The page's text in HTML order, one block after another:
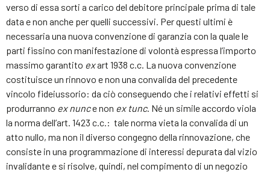
verso di essa sorti a carico del debitore principale prima di tale
data e non anche per quelli successivi. Per questi ultimi è
necessaria una nuova convenzione di garanzia con la quale le
parti fissino con manifestazione di volontà espressa l’importo
massimo garantito exart 1938 c.c. La nuova convenzione
costituisce un rinnovo e non una convalida del precedente
vincolo fideiussorio: da ciò conseguendo che i relativi effetti si
produrranno ex nunce non ex tunc. Né un simile accordo viola
la norma dell’art. 1423 c.c.: tale norma vieta la convalida di un
atto nullo, ma non il diverso congegno della rinnovazione, che
consiste in una programmazione di interessi depurata dal vizio
invalidante e si risolve, quindi, nel compimento di un negozio